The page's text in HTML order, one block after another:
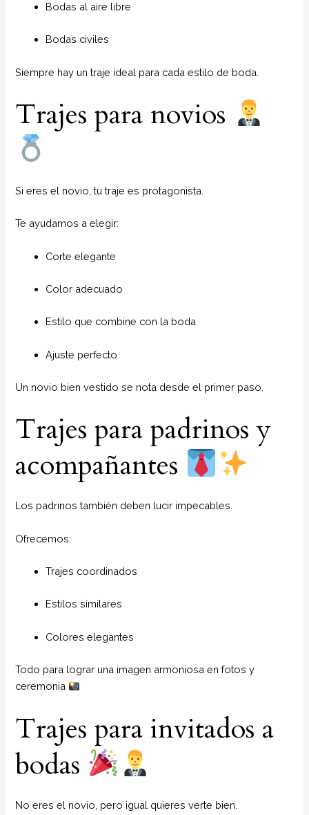
Bodas al aire libre
Bodas civiles
Siempre hay un traje ideal para cada estilo de boda.
Trajes para novios
Si eres el novio, tu traje es protagonista.
Te ayudamos a elegir:
Corte elegante
Color adecuado
Estilo que combine con la boda
Ajuste perfecto
Un novio bien vestido se nota desde el primer paso.
Trajes para padrinos y
acompañantes
Los padrinos también deben lucir impecables.
Ofrecemos:
Trajes coordinados
Estilos similares
Colores elegantes
Todo para lograr una imagen armoniosa en fotos y
ceremonia
Trajes para invitados a
bodas
No eres el novio, pero igual quieres verte bien.